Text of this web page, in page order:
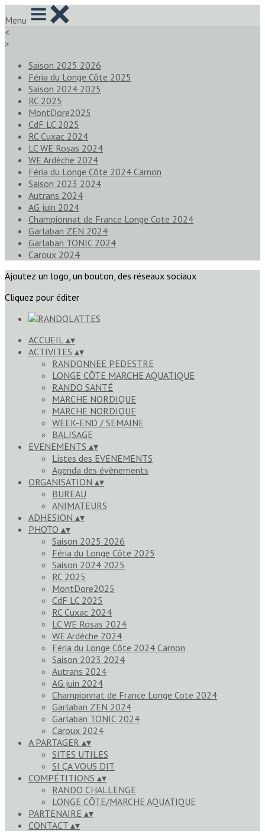
Menu
<
>
Saison 2025 2026
Féria du Longe Côte 2025
Saison 2024 2025
RC 2025
MontDore2025
CdF LC 2025
RC Cuxac 2024
LC WE Rosas 2024
WE Ardèche 2024
Féria du Longe Côte 2024 Carnon
Saison 2023 2024
Autrans 2024
AG juin 2024
Championnat de France Longe Cote 2024
Garlaban ZEN 2024
Garlaban TONIC 2024
Caroux 2024
Ajoutez un logo, un bouton, des réseaux sociaux
Cliquez pour éditer
ACCUEIL▴▾
ACTIVITES ▴▾
RANDONNEE PEDESTRE
LONGE CÔTE MARCHE AQUATIQUE
RANDO SANTÉ
MARCHE NORDIQUE
MARCHE NORDIQUE
WEEK-END / SEMAINE
BALISAGE
EVENEMENTS ▴▾
Listes des EVENEMENTS
Agenda des évènements
ORGANISATION ▴▾
BUREAU
ANIMATEURS
ADHESION ▴▾
PHOTO ▴▾
Saison 2025 2026
Féria du Longe Côte 2025
Saison 2024 2025
RC 2025
MontDore2025
CdF LC 2025
RC Cuxac 2024
LC WE Rosas 2024
WE Ardèche 2024
Féria du Longe Côte 2024 Carnon
Saison 2023 2024
Autrans 2024
AG juin 2024
Championnat de France Longe Cote 2024
Garlaban ZEN 2024
Garlaban TONIC 2024
Caroux 2024
A PARTAGER ▴▾
SITES UTILES
SI ÇA VOUS DIT
COMPÉTITIONS ▴▾
RANDO CHALLENGE
LONGE CÔTE/MARCHE AQUATIQUE
PARTENAIRE ▴▾
CONTACT ▴▾